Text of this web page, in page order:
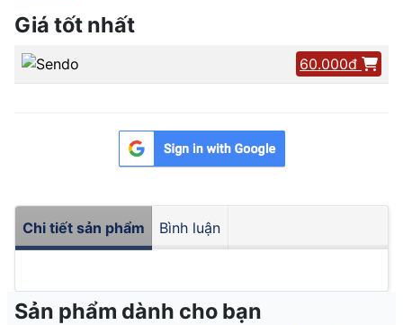
Giá tốt nhất
60.000đ
Chi tiết sản phẩm Bình luận
Sản phẩm dành cho bạn